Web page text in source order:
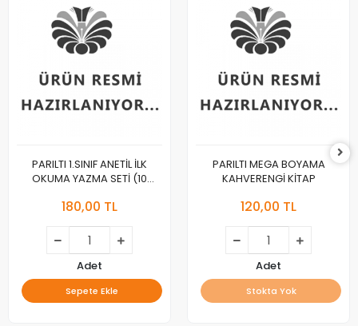
PARILTI 1.SINIF ANETİL İLK
OKUMA YAZMA SETİ (10
180,00 TL
Adet
Sepete Ekle
PARILTI MEGA BOYAMA
KAHVERENGİ KİTAP
120,00 TL
Adet
Stokta Yok